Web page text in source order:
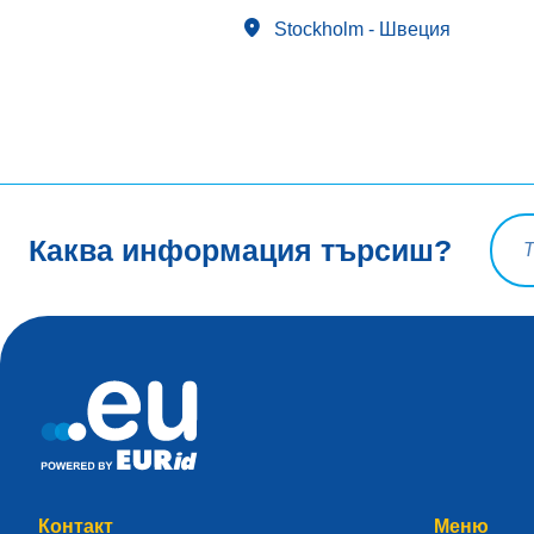
Stockholm - Швeция
Каква информация търсиш?
Контакт Меню